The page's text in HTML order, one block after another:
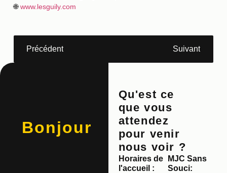
🌐www.lesguily.com
Précédent Suivant
Qu'est ce
que vous
attendez
pour venir
nous voir ?
Horaires de
l'accueil :
MJC Sans
Souci:
Bonjour